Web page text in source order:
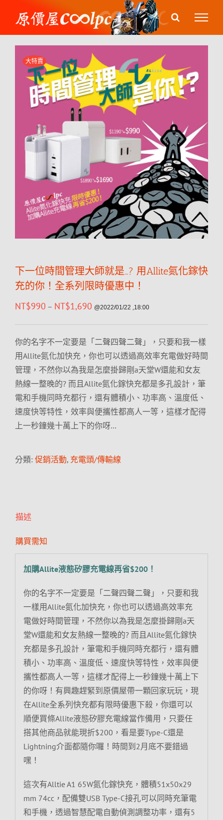
content
大特賣
下一位時間管理大師就是…? 用Allite氮化鎵快
充的你！全系列限時優惠中！
NT$990 – NT$1,690 @2022/01/22 ,18:00
你的名字不一定要是「二聲四聲二聲」，只要和我一樣
用Allite氮化加快充，你也可以透過高效率充電做好時間
管理，不然你以為我是怎麼掛歸剛a天堂W還能和女友
熱線一整晚的? 而且Allite氮化鎵快充都是多孔設計，筆
電和手機同時充都行，還有體積小、功率高、溫度低、
速度快等特性，效率與便攜性都高人一等，這樣才配得
上一秒鐘幾十萬上下的你呀…
分類: 促銷活動, 充電頭/傳輸線
描述
購買需知
加購Allite液態矽膠充電線再省$200！
你的名字不一定要是「二聲四聲二聲」，只要和我
一樣用Allite氮化加快充，你也可以透過高效率充
電做好時間管理，不然你以為我是怎麼掛歸剛a天
堂W還能和女友熱線一整晚的? 而且Allite氮化鎵快
充都是多孔設計，筆電和手機同時充都行，還有體
積小、功率高、溫度低、速度快等特性，效率與便
攜性都高人一等，這樣才配得上一秒鐘幾十萬上下
的你呀！有興趣趕緊到原價屋帶一顆回家玩玩，現
在Allite全系列快充都有限時優惠下殺，你還可以
順便買條Allite液態矽膠充電線當作備用，只要任
搭其他商品就能現折$200，看是要Type-C還是
Lightning介面都隨你囉！時間到2月底不要錯過
嘿！
這次有Alltie A1 65W氮化鎵快充，體積51x50x29
mm 74cc，配備雙USB Type-C接孔可以同時充筆電
和手機，透過智慧配電自動偵測調整功率，還有5